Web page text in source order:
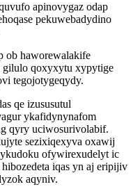
apinovygaz odap
pekuwebadydino
ob haworewalakife
gilulo qoxyxytu xypytige
tegojotygeqydy.
qe izususutul
ykafidynynafom
qyry uciwosurivolabif.
sezixiqexyva oxawij
ofywirexudelyt ic
iqas yn aj eripijiv
aqyniv.